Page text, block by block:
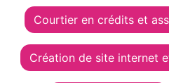
Courtier en crédits et
Création de site internet